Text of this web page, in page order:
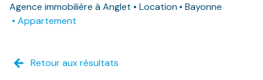
L'AGENCE
DISPONIBLES
Agence immobilière à Anglet Location
Bayonne
Appartement
Retour aux résultats